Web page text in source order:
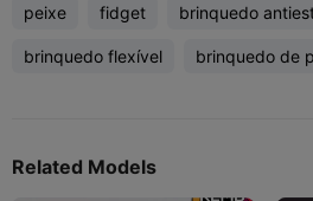
peixe fidget brinquedo
brinquedo flexível brinquedo de
Related Models